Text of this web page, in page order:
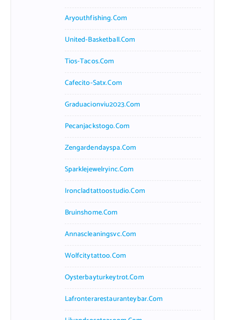
Aryouthfishing.com
United-Basketball.com
Tios-Tacos.com
Cafecito-Satx.com
Graduacionviu2023.com
Pecanjackstogo.com
Zengardendayspa.com
Sparklejewelryinc.com
Ironcladtattoostudio.com
Bruinshome.com
Annascleaningsvc.com
Wolfcitytattoo.com
Oysterbayturkeytrot.com
Lafronterarestauranteybar.com